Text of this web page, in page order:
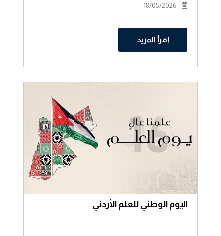
18/05/2026
إقرأ المزيد
اليوم الوطني للعلم الأردني